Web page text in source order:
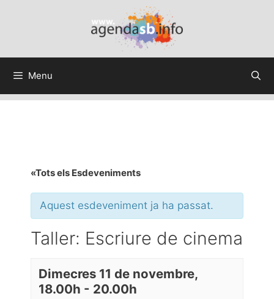
Menu
«Tots els Esdeveniments
Aquest esdeveniment ja ha passat.
Taller: Escriure de cinema
Dimecres 11 de novembre,
18.00h - 20.00h